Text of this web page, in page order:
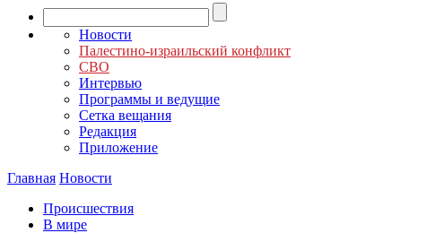
Новости
Палестино-израильский конфликт
СВО
Интервью
Программы и ведущие
Сетка вещания
Редакция
Приложение
Главная Новости
Происшествия
В мире